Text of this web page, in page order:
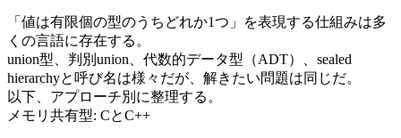
「値は有限個の型のうちどれか1つ」を表現する仕組みは多
くの言語に存在する。
union型、判別union、代数的データ型（ADT）、sealed
hierarchyと呼び名は様々だが、解きたい問題は同じだ。
以下、アプローチ別に整理する。
メモリ共有型: CとC++